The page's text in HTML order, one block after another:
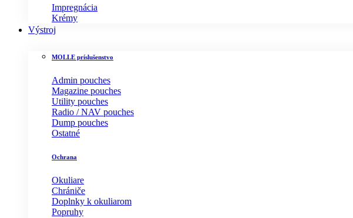
Impregnácia
Krémy
Výstroj
MOLLE príslušenstvo
Admin pouches
Magazine pouches
Utility pouches
Radio / NAV pouches
Dump pouches
Ostatné
Ochrana
Okuliare
Chrániče
Doplnky k okuliarom
Popruhy